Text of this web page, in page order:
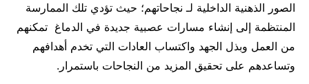
الصور الذهنية الداخلية لـ نجاحاتهم؛ حيث تؤدي تلك الممارسة
المنتظمة إلى إنشاء مسارات عصبية جديدة في الدماغ تمكنهم
من العمل وبذل الجهد واكتساب العادات التي تخدم أهدافهم
وتساعدهم على تحقيق المزيد من النجاحات باستمرار.